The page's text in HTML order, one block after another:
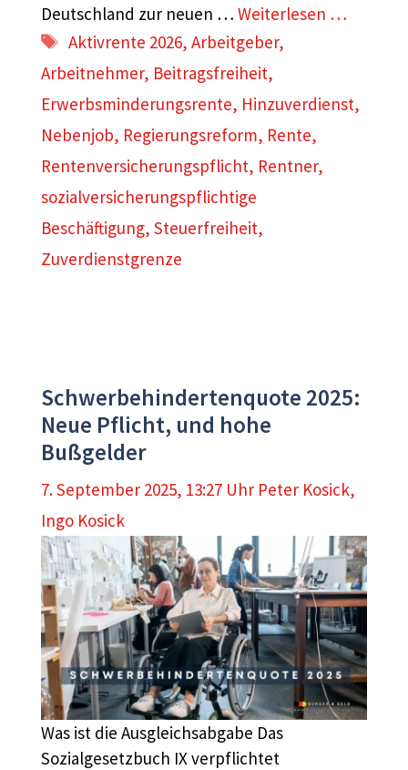
Deutschland zur neuen … Weiterlesen …
Schlagwörter
Aktivrente 2026,Arbeitgeber,
Arbeitnehmer, Beitragsfreiheit,
Erwerbsminderungsrente, Hinzuverdienst,
Nebenjob, Regierungsreform, Rente,
Rentenversicherungspflicht, Rentner,
sozialversicherungspflichtige
Beschäftigung, Steuerfreiheit,
Zuverdienstgrenze
Schwerbehindertenquote 2025:
Neue Pflicht, und hohe
Bußgelder
7. September 2025, 13:27 Uhr Peter Kosick,
Ingo Kosick
Was ist die Ausgleichsabgabe Das
Sozialgesetzbuch IX verpflichtet